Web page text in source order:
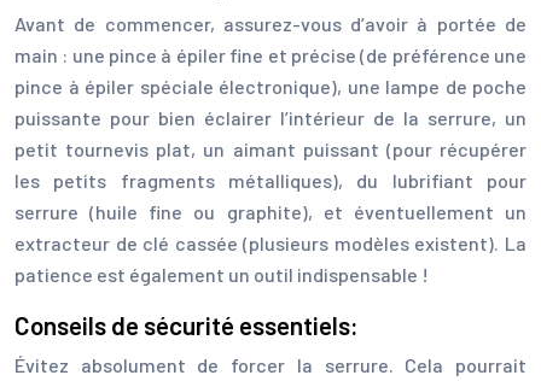
Avant de commencer, assurez-vous d’avoir à portée de
main : une pince à épiler fine et précise (de préférence une
pince à épiler spéciale électronique), une lampe de poche
puissante pour bien éclairer l’intérieur de la serrure, un
petit tournevis plat, un aimant puissant (pour récupérer
les petits fragments métalliques), du lubrifiant pour
serrure (huile fine ou graphite), et éventuellement un
extracteur de clé cassée (plusieurs modèles existent). La
patience est également un outil indispensable !
Conseils de sécurité essentiels:
Évitez absolument de forcer la serrure. Cela pourrait